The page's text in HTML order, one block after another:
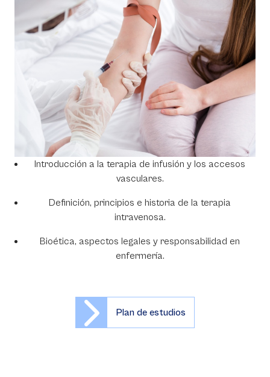
Introducción a la terapia de infusión y los accesos
vasculares.
Definición, principios e historia de la terapia
intravenosa.
Bioética, aspectos legales y responsabilidad en
enfermería.
Plan de estudios